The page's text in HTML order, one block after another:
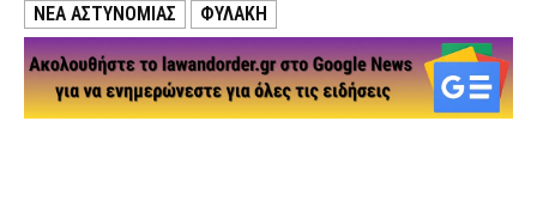
ΝΕΑ ΑΣΤΥΝΟΜΙΑΣ
ΦΥΛΑΚΗ